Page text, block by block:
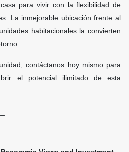
para vivir con la flexibilidad de
La inmejorable ubicación frente al
habitacionales la convierten
contáctanos hoy mismo para
el potencial ilimitado de esta